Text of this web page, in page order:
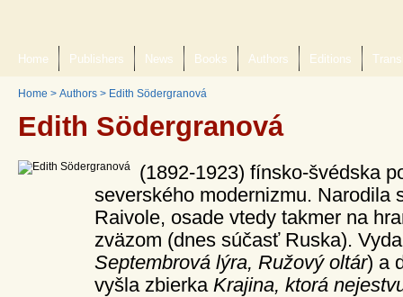
Home Publishers News Books Authors Editions
Home > Authors > Edith Södergranová
Edith Södergranová
(1892-1923) fínsko-švédska
severského modernizmu. Narodila
Raivole, osade vtedy takmer na
zväzom (dnes súčasť Ruska).
Septembrová lýra, Ružový oltár) a
vyšla zbierka Krajina, ktorá